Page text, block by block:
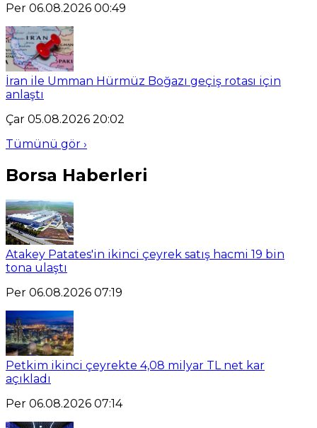
Per 06.08.2026 00:49
İran ile Umman Hürmüz Boğazı geçiş rotası için
anlaştı
Çar 05.08.2026 20:02
Tümünü gör ›
Borsa Haberleri
Atakey Patates'in ikinci çeyrek satış hacmi 19 bin
tona ulaştı
Per 06.08.2026 07:19
Petkim ikinci çeyrekte 4,08 milyar TL net kar
açıkladı
Per 06.08.2026 07:14